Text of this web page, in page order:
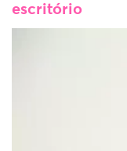
escritório